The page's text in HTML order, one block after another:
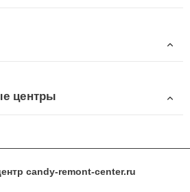
центры
candy-remont-center.ru